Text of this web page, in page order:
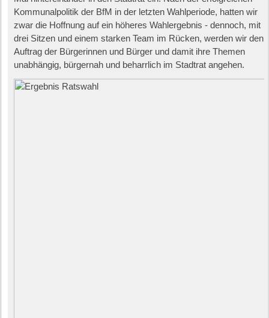
Kommunalpolitik der BfM in der letzten Wahlperiode, hatten wir
zwar die Hoffnung auf ein höheres Wahlergebnis - dennoch, mit
drei Sitzen und einem starken Team im Rücken, werden wir den
Auftrag der Bürgerinnen und Bürger und damit ihre Themen
unabhängig, bürgernah und beharrlich im Stadtrat angehen.